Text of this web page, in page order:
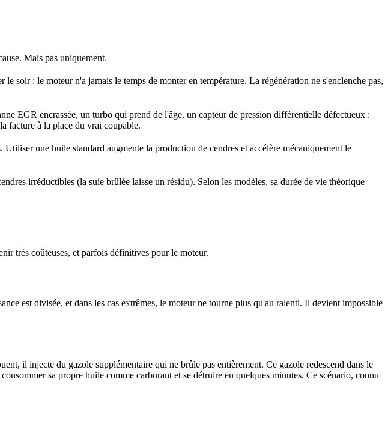
Mais pas uniquement.
soir : le moteur n'a jamais le temps de monter en température. La régénération ne s'enclenche pas,
EGR encrassée, un turbo qui prend de l'âge, un capteur de pression différentielle défectueux :
facture à la place du vrai coupable.
Utiliser une huile standard augmente la production de cendres et accélère mécaniquement le
irréductibles (la suie brûlée laisse un résidu). Selon les modèles, sa durée de vie théorique
très coûteuses, et parfois définitives pour le moteur.
est divisée, et dans les cas extrêmes, le moteur ne tourne plus qu'au ralenti. Il devient impossible
il injecte du gazole supplémentaire qui ne brûle pas entièrement. Ce gazole redescend dans le
sa propre huile comme carburant et se détruire en quelques minutes. Ce scénario, connu